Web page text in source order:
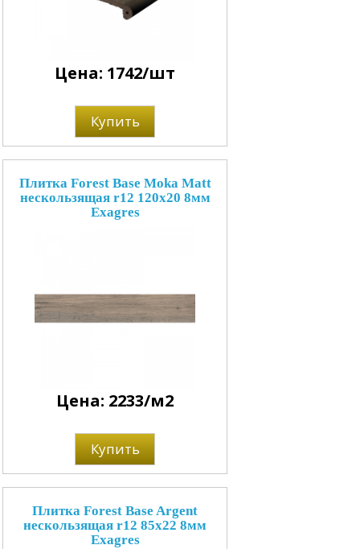
Цена: 1742/шт
Купить
Плитка Forest Base Moka Matt
нескользящая r12 120x20 8мм
Exagres
Цена: 2233/м2
Купить
Плитка Forest Base Argent
нескользящая r12 85x22 8мм
Exagres